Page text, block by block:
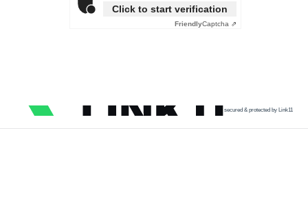
Click to start verification
FriendlyCaptcha ⇗
secured & protected by Link11